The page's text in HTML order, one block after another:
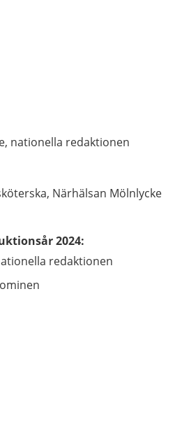
nationella redaktionen
Närhälsan Mölnlycke
2024:
redaktionen